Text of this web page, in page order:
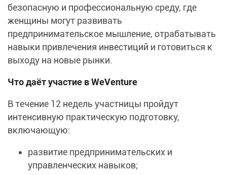
безопасную и профессиональную среду, где
женщины могут развивать
предпринимательское мышление, отрабатывать
навыки привлечения инвестиций и готовиться к
выходу на новые рынки.
Что даёт участие в WeVenture
В течение 12 недель участницы пройдут
интенсивную практическую подготовку,
включающую:
развитие предпринимательских и
управленческих навыков;